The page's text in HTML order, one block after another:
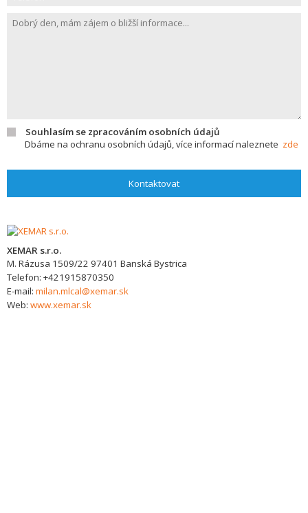
Souhlasím se zpracováním osobních údajů
Dbáme na ochranu osobních údajů, více informací naleznete zde
Kontaktovat
XEMAR s.r.o.
M. Rázusa 1509/22 97401 Banská Bystrica
Telefon: +421915870350
E-mail: milan.mlcal@xemar.sk
Web: www.xemar.sk